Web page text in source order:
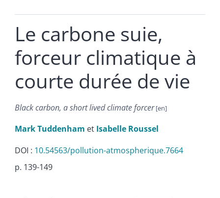
Le carbone suie,
forceur climatique à
courte durée de vie
Black carbon, a short lived climate forcer
MarkTuddenham et Isabelle Roussel
DOI : 10.54563/pollution-atmospherique.7664
p. 139-149